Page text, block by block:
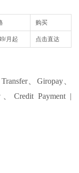
购买
月起 点击直达
、Giropay、
Credit Payment |